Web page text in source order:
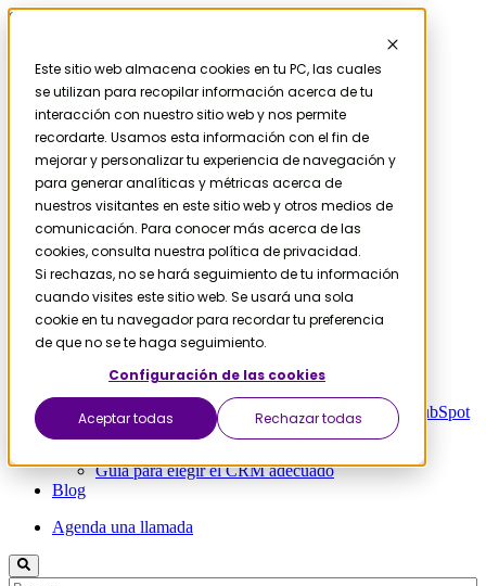
Este sitio web almacena cookies en tu PC, las cuales
se utilizan para recopilar información acerca de tu
interacción con nuestro sitio web y nos permite
recordarte. Usamos esta información con el fin de
mejorar y personalizar tu experiencia de navegación y
para generar analíticas y métricas acerca de
nuestros visitantes en este sitio web y otros medios de
comunicación. Para conocer más acerca de las
cookies, consulta nuestra política de privacidad.
Si rechazas, no se hará seguimiento de tu información
cuando visites este sitio web. Se usará una sola
cookie en tu navegador para recordar tu preferencia
de que no se te haga seguimiento.
Configuración de las cookies
Aceptar todas Rechazar todas
Skip to content
Contáctanos
Servicios
HubSpot
Migración
Salesforce a HubSpot
Microsoft D365 a HubSpot
Pipedrive a HubSpot
Zendesk a HubSpot
Recursos
El coste oculto de la mala implementación de HubSpot
Calcula el coste de la fricción entre equipos
Guía para elegir el CRM adecuado
Blog
Agenda una llamada